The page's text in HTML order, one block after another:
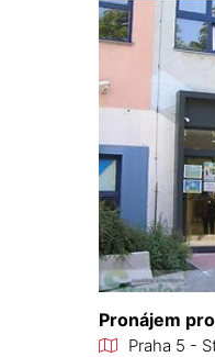
Pronájem
Praha 5 -